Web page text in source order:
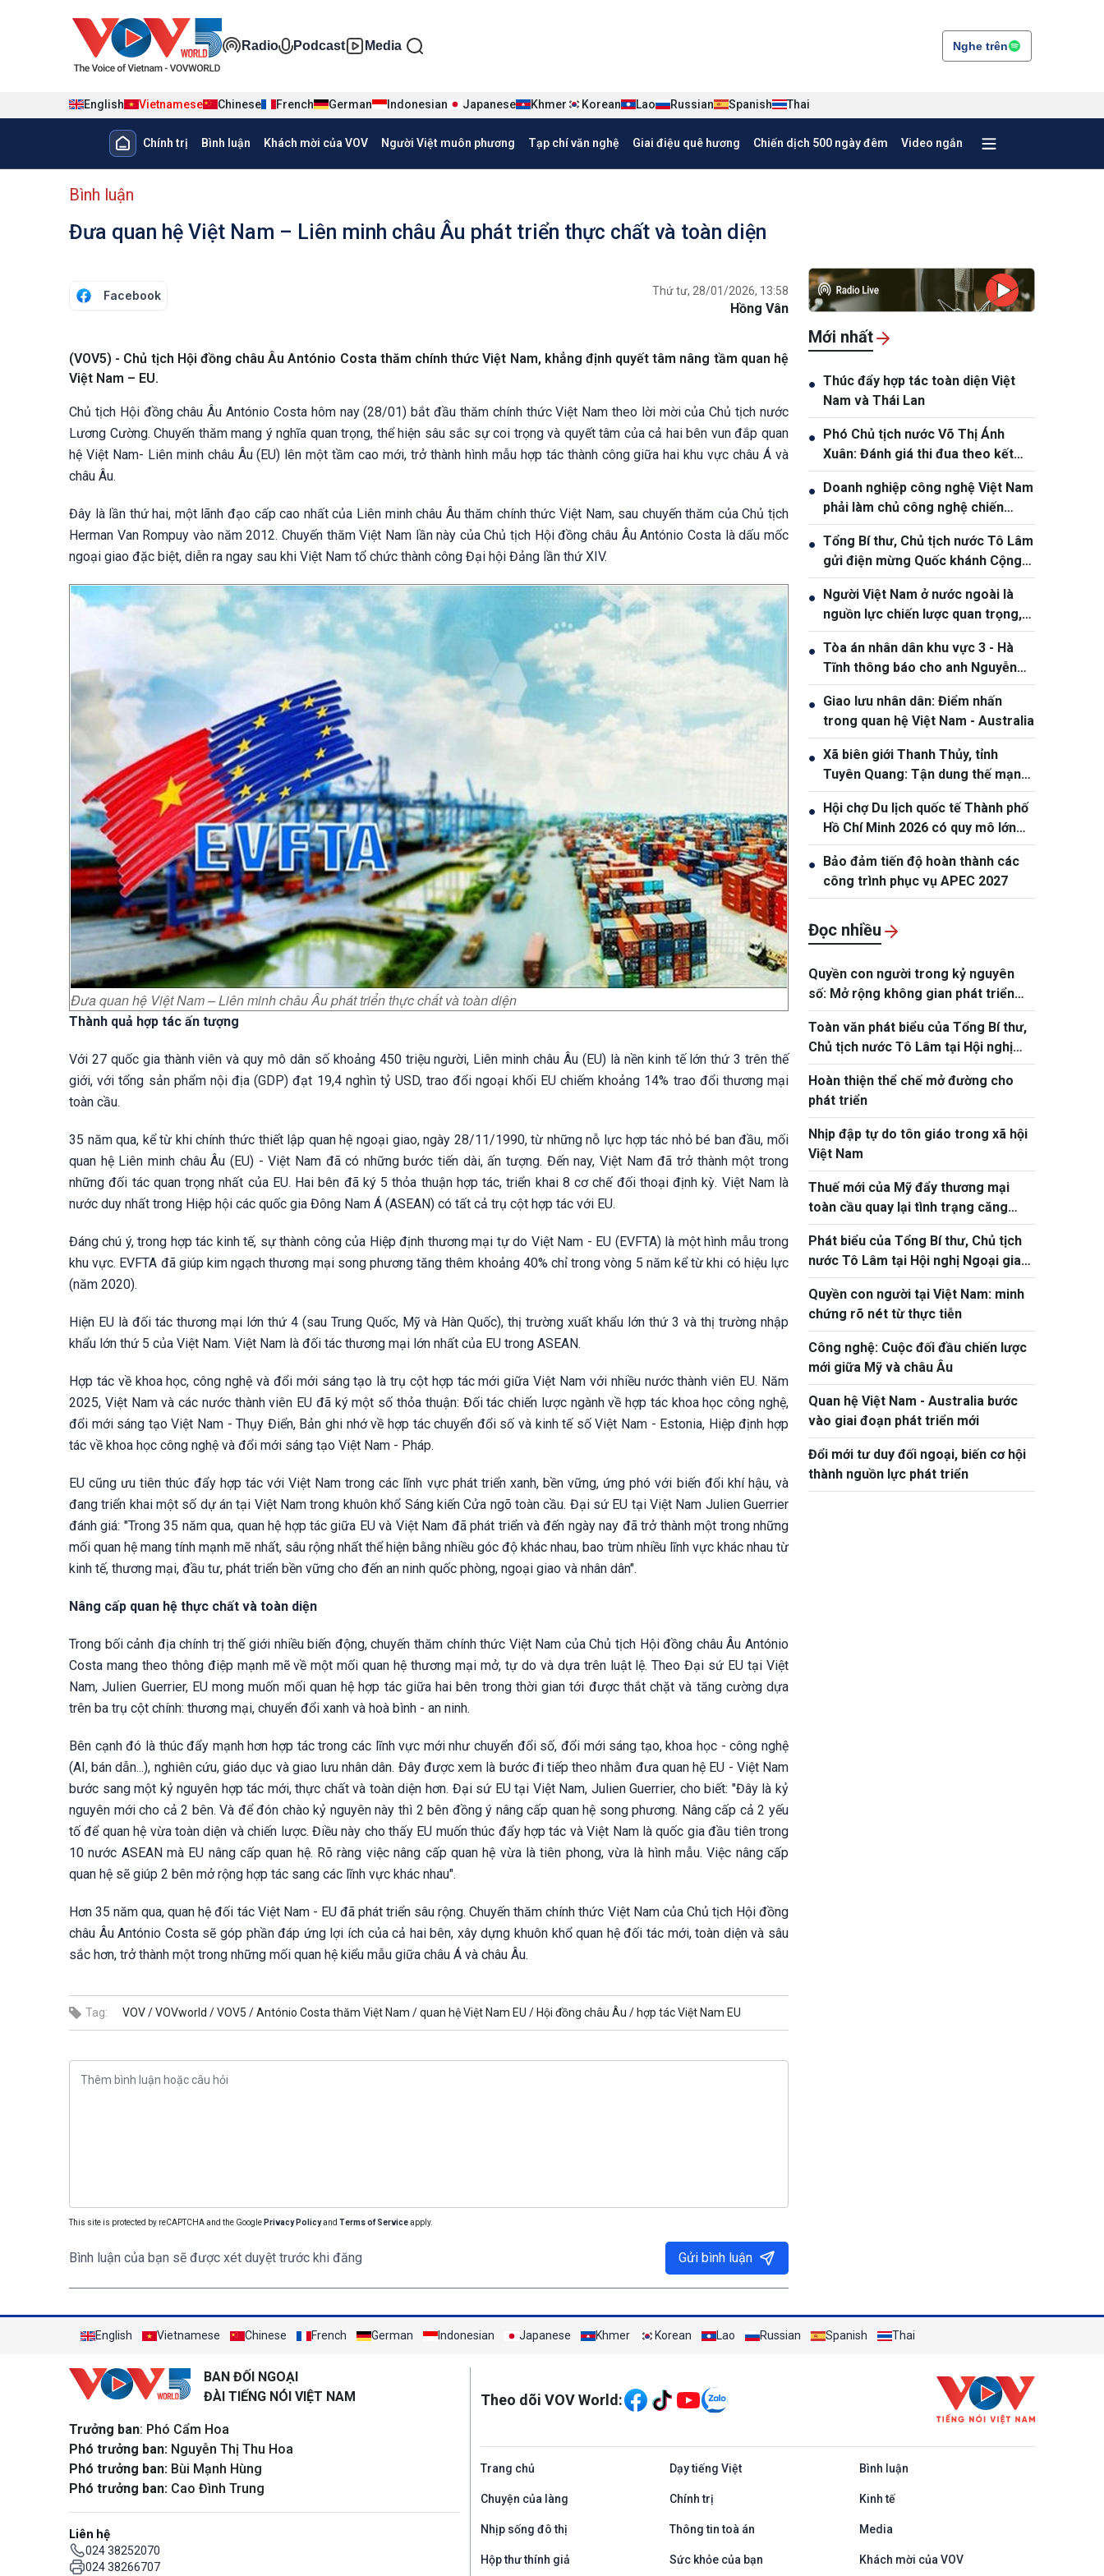
Đa phương tiện tiếng Việt
Radio Podcast Media Nghe trên
English Vietnamese Chinese French German Indonesian Japanese Khmer Korean Lao Russian Spanish Thai
Main navigation
Chính trị Bình luận Khách mời của VOV Người Việt muôn phương Tạp chí văn nghệ Giai điệu quê hương Chiến dịch 500 ngày đêm Video ngắn
menu phụ tiếng Việt
Bình luận
Đưa quan hệ Việt Nam – Liên minh châu Âu phát triển thực chất và toàn diện
Facebook Thứ tư, 28/01/2026, 13:58
Hồng Vân
(VOV5) - Chủ tịch Hội đồng châu Âu António Costa thăm chính thức Việt Nam, khẳng định quyết tâm nâng tầm quan hệ
Việt Nam – EU.
Chủ tịch Hội đồng châu Âu António Costa hôm nay (28/01) bắt đầu thăm chính thức Việt Nam theo lời mời của Chủ tịch nước
Lương Cường. Chuyến thăm mang ý nghĩa quan trọng, thể hiện sâu sắc sự coi trọng và quyết tâm của cả hai bên vun đắp quan
hệ Việt Nam- Liên minh châu Âu (EU) lên một tầm cao mới, trở thành hình mẫu hợp tác thành công giữa hai khu vực châu Á và
châu Âu.
Đây là lần thứ hai, một lãnh đạo cấp cao nhất của Liên minh châu Âu thăm chính thức Việt Nam, sau chuyến thăm của Chủ tịch
Herman Van Rompuy vào năm 2012. Chuyến thăm Việt Nam lần này của Chủ tịch Hội đồng châu Âu António Costa là dấu mốc
ngoại giao đặc biệt, diễn ra ngay sau khi Việt Nam tổ chức thành công Đại hội Đảng lần thứ XIV.
Đưa quan hệ Việt Nam – Liên minh châu Âu phát triển thực chất và toàn diện
Thành quả hợp tác ấn tượng
Với 27 quốc gia thành viên và quy mô dân số khoảng 450 triệu người, Liên minh châu Âu (EU) là nền kinh tế lớn thứ 3 trên thế
giới, với tổng sản phẩm nội địa (GDP) đạt 19,4 nghìn tỷ USD, trao đổi ngoại khối EU chiếm khoảng 14% trao đổi thương mại
toàn cầu.
35 năm qua, kể từ khi chính thức thiết lập quan hệ ngoại giao, ngày 28/11/1990, từ những nỗ lực hợp tác nhỏ bé ban đầu, mối
quan hệ Liên minh châu Âu (EU) - Việt Nam đã có những bước tiến dài, ấn tượng. Đến nay, Việt Nam đã trở thành một trong
những đối tác quan trọng nhất của EU. Hai bên đã ký 5 thỏa thuận hợp tác, triển khai 8 cơ chế đối thoại định kỳ. Việt Nam là
nước duy nhất trong Hiệp hội các quốc gia Đông Nam Á (ASEAN) có tất cả trụ cột hợp tác với EU.
Đáng chú ý, trong hợp tác kinh tế, sự thành công của Hiệp định thương mại tự do Việt Nam - EU (EVFTA) là một hình mẫu trong
khu vực. EVFTA đã giúp kim ngạch thương mại song phương tăng thêm khoảng 40% chỉ trong vòng 5 năm kể từ khi có hiệu lực
(năm 2020).
Hiện EU là đối tác thương mại lớn thứ 4 (sau Trung Quốc, Mỹ và Hàn Quốc), thị trường xuất khẩu lớn thứ 3 và thị trường nhập
khẩu lớn thứ 5 của Việt Nam. Việt Nam là đối tác thương mại lớn nhất của EU trong ASEAN.
Hợp tác về khoa học, công nghệ và đổi mới sáng tạo là trụ cột hợp tác mới giữa Việt Nam với nhiều nước thành viên EU. Năm
2025, Việt Nam và các nước thành viên EU đã ký một số thỏa thuận: Đối tác chiến lược ngành về hợp tác khoa học công nghệ,
đổi mới sáng tạo Việt Nam - Thụy Điển, Bản ghi nhớ về hợp tác chuyển đổi số và kinh tế số Việt Nam - Estonia, Hiệp định hợp
tác về khoa học công nghệ và đổi mới sáng tạo Việt Nam - Pháp.
EU cũng ưu tiên thúc đẩy hợp tác với Việt Nam trong các lĩnh vực phát triển xanh, bền vững, ứng phó với biến đổi khí hậu, và
đang triển khai một số dự án tại Việt Nam trong khuôn khổ Sáng kiến Cửa ngõ toàn cầu. Đại sứ EU tại Việt Nam Julien Guerrier
đánh giá: "Trong 35 năm qua, quan hệ hợp tác giữa EU và Việt Nam đã phát triển và đến ngày nay đã trở thành một trong những
mối quan hệ mang tính mạnh mẽ nhất, sâu rộng nhất thể hiện bằng nhiều góc độ khác nhau, bao trùm nhiều lĩnh vực khác nhau từ
kinh tế, thương mại, đầu tư, phát triển bền vững cho đến an ninh quốc phòng, ngoại giao và nhân dân".
Nâng cấp quan hệ thực chất và toàn diện
Trong bối cảnh địa chính trị thế giới nhiều biến động, chuyến thăm chính thức Việt Nam của Chủ tịch Hội đồng châu Âu António
Costa mang theo thông điệp mạnh mẽ về một mối quan hệ thương mại mở, tự do và dựa trên luật lệ. Theo Đại sứ EU tại Việt
Nam, Julien Guerrier, EU mong muốn mối quan hệ hợp tác giữa hai bên trong thời gian tới được thắt chặt và tăng cường dựa
trên ba trụ cột chính: thương mại, chuyển đổi xanh và hoà bình - an ninh.
Bên cạnh đó là thúc đẩy mạnh hơn hợp tác trong các lĩnh vực mới như chuyển đổi số, đổi mới sáng tạo, khoa học - công nghệ
(AI, bán dẫn...), nghiên cứu, giáo dục và giao lưu nhân dân. Đây được xem là bước đi tiếp theo nhằm đưa quan hệ EU - Việt Nam
bước sang một kỷ nguyên hợp tác mới, thực chất và toàn diện hơn. Đại sứ EU tại Việt Nam, Julien Guerrier, cho biết: "Đây là kỷ
nguyên mới cho cả 2 bên. Và để đón chào kỷ nguyên này thì 2 bên đồng ý nâng cấp quan hệ song phương. Nâng cấp cả 2 yếu
tố để quan hệ vừa toàn diện và chiến lược. Điều này cho thấy EU muốn thúc đẩy hợp tác và Việt Nam là quốc gia đầu tiên trong
10 nước ASEAN mà EU nâng cấp quan hệ. Rõ ràng việc nâng cấp quan hệ vừa là tiên phong, vừa là hình mẫu. Việc nâng cấp
quan hệ sẽ giúp 2 bên mở rộng hợp tác sang các lĩnh vực khác nhau".
Hơn 35 năm qua, quan hệ đối tác Việt Nam - EU đã phát triển sâu rộng. Chuyến thăm chính thức Việt Nam của Chủ tịch Hội đồng
châu Âu António Costa sẽ góp phần đáp ứng lợi ích của cả hai bên, xây dựng khuôn khổ quan hệ đối tác mới, toàn diện và sâu
sắc hơn, trở thành một trong những mối quan hệ kiểu mẫu giữa châu Á và châu Âu.
Tag: VOV /VOVworld /VOV5 /António Costa thăm Việt Nam /quan hệ Việt Nam EU / Hội đồng châu Âu / hợp tác Việt Nam EU
This site is protected by reCAPTCHA and the Google Privacy Policyand Terms of Serviceapply.
Bình luận của bạn sẽ được xét duyệt trước khi đăng Gửi bình luận
Mới nhất
● Thúc đẩy hợp tác toàn diện Việt
Nam và Thái Lan
● Phó Chủ tịch nước Võ Thị Ánh
Xuân: Đánh giá thi đua theo kết
quả, sản phẩm và hiệu quả thực tế
● Doanh nghiệp công nghệ Việt Nam
phải làm chủ công nghệ chiến
lược, vươn ra thị trường quốc tế
● Tổng Bí thư, Chủ tịch nước Tô Lâm
gửi điện mừng Quốc khánh Cộng
hòa Bờ Biển Ngà
● Người Việt Nam ở nước ngoài là
nguồn lực chiến lược quan trọng,
góp phần nâng cao sức mạnh tổng
hợp quốc gia
● Tòa án nhân dân khu vực 3 - Hà
Tĩnh thông báo cho anh Nguyễn
Văn Đông
● Giao lưu nhân dân: Điểm nhấn
trong quan hệ Việt Nam - Australia
● Xã biên giới Thanh Thủy, tỉnh
Tuyên Quang: Tận dung thế mạnh
tự nhiên để nâng cao đời sống
nhân dân
● Hội chợ Du lịch quốc tế Thành phố
Hồ Chí Minh 2026 có quy mô lớn
nhất từ trước đến nay
● Bảo đảm tiến độ hoàn thành các
công trình phục vụ APEC 2027
Đọc nhiều
Quyền con người trong kỷ nguyên
số: Mở rộng không gian phát triển
cho mỗi con người
Toàn văn phát biểu của Tổng Bí thư,
Chủ tịch nước Tô Lâm tại Hội nghị
toàn quốc quán triệt, triển khai Nghị
quyết Hội nghị Trung ương 3
Hoàn thiện thể chế mở đường cho
phát triển
Nhịp đập tự do tôn giáo trong xã hội
Việt Nam
Thuế mới của Mỹ đẩy thương mại
toàn cầu quay lại tình trạng căng
thẳng
Phát biểu của Tổng Bí thư, Chủ tịch
nước Tô Lâm tại Hội nghị Ngoại giao
lần thứ 33
Quyền con người tại Việt Nam: minh
chứng rõ nét từ thực tiễn
Công nghệ: Cuộc đối đầu chiến lược
mới giữa Mỹ và châu Âu
Quan hệ Việt Nam - Australia bước
vào giai đoạn phát triển mới
Đổi mới tư duy đối ngoại, biến cơ hội
thành nguồn lực phát triển
English Vietnamese Chinese French German Indonesian Japanese Khmer Korean Lao Russian Spanish Thai
BAN ĐỐI NGOẠI
ĐÀI TIẾNG NÓI VIỆT NAM
Trưởng ban: Phó Cẩm Hoa
Phó trưởng ban: Nguyễn Thị Thu Hoa
Phó trưởng ban: Bùi Mạnh Hùng
Phó trưởng ban: Cao Đình Trung
Liên hệ
024 38252070
024 38266707
Theo dõi VOV World:
Trang chủ Dạy tiếng Việt Bình luận
Chuyện của làng Chính trị Kinh tế
Nhịp sống đô thị Thông tin toà án Media
Hộp thư thính giả Sức khỏe của bạn Khách mời của VOV